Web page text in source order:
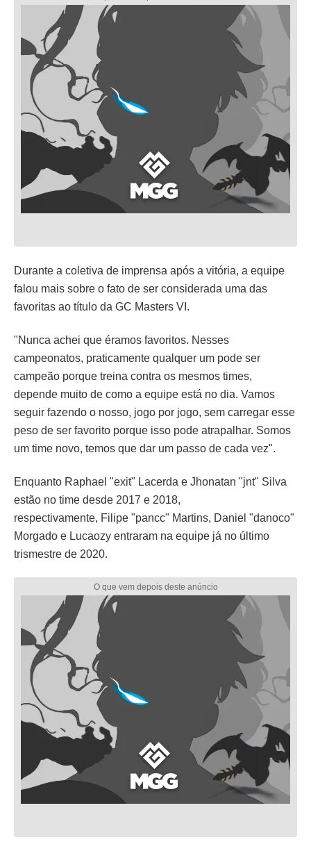
Durante a coletiva de imprensa após a vitória, a equipe
falou mais sobre o fato de ser considerada uma das
favoritas ao título da GC Masters VI.
"Nunca achei que éramos favoritos. Nesses
campeonatos, praticamente qualquer um pode ser
campeão porque treina contra os mesmos times,
depende muito de como a equipe está no dia. Vamos
seguir fazendo o nosso, jogo por jogo, sem carregar esse
peso de ser favorito porque isso pode atrapalhar. Somos
um time novo, temos que dar um passo de cada vez".
Enquanto Raphael "exit" Lacerda e Jhonatan "jnt" Silva
estão no time desde 2017 e 2018,
respectivamente, Filipe "pancc" Martins, Daniel "danoco"
Morgado e Lucaozy entraram na equipe já no último
trismestre de 2020.